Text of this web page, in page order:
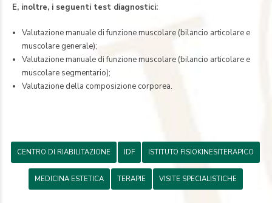
E, inoltre, i seguenti test diagnostici:
Valutazione manuale di funzione muscolare (bilancio articolare e
muscolare generale);
Valutazione manuale di funzione muscolare (bilancio articolare e
muscolare segmentario);
Valutazione della composizione corporea.
CENTRO DI RIABILITAZIONE IDF ISTITUTO FISIOKINESITERAPICO
MEDICINA ESTETICA TERAPIE VISITE SPECIALISTICHE